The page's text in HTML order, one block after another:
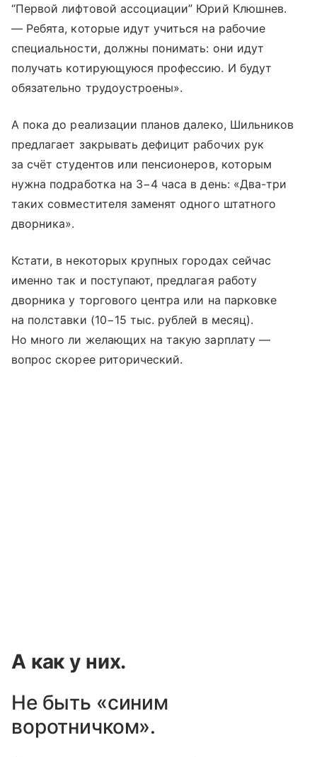
“Первой лифтовой ассоциации” Юрий Клюшнев.
— Ребята, которые идут учиться на рабочие
специальности, должны понимать: они идут
получать котирующуюся профессию. И будут
обязательно трудо­устроены».
А пока до реализации планов далеко, Шильников
предлагает закрывать дефицит рабочих рук
за счёт студентов или пенсионеров, которым
нужна подработка на 3−4 часа в день: «Два-три
таких совместителя заменят одного штатного
дворника».
Кстати, в некоторых крупных городах сейчас
именно так и поступают, предлагая работу
дворника у торгового центра или на парковке
на полставки (10−15 тыс. рублей в месяц).
Но много ли желающих на такую зарплату —
вопрос скорее риторический.
А как у них.
Не быть «синим
воротничком».